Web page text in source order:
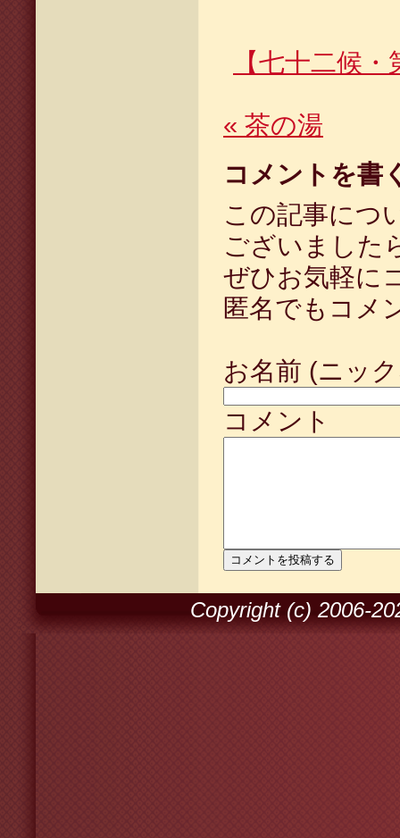
【七十二候
« 茶の湯
コメントを書
この記事につ
ございました
ぜひお気軽に
匿名でもコメ
お名前 (ニッ
コメント
Copyright (c) 2006-